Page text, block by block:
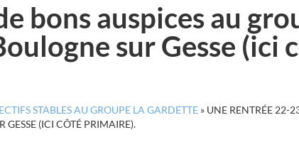
bons auspices au
sur Gesse (ici
STABLES AU GROUPE LA GARDETTE » UNE RENTRÉE 22-
GESSE (ICI CÔTÉ PRIMAIRE).